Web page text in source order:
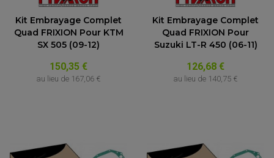
Kit Embrayage Complet
Quad FRIXION Pour KTM
SX 505 (09-12)
150,35 €
au lieu de 167,06 €
Kit Embrayage Complet
Quad FRIXION Pour
Suzuki LT-R 450 (06-11)
126,68 €
au lieu de 140,75 €